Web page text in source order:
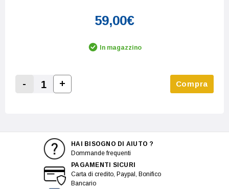
59,00€
In magazzino
Decrease Quantity:
-
Increase Quantity:
+ Compra
HAI BISOGNO DI AIUTO ?
Dommande frequenti
PAGAMENTI SICURI
Carta di credito, Paypal, Bonifico
Bancario